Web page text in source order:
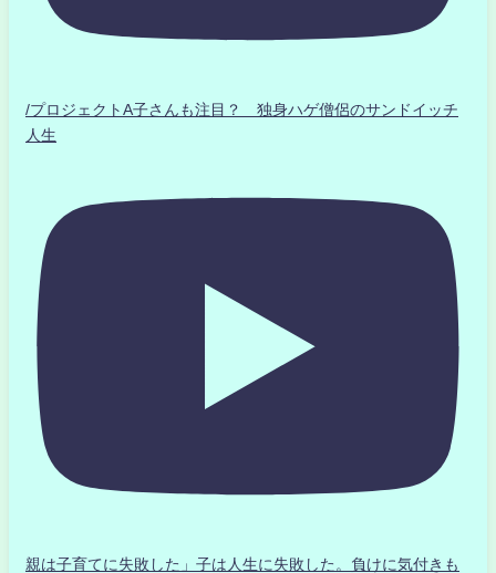
/プロジェクトA子さんも注目？ 独身ハゲ僧侶のサンドイッチ
人生
親は子育てに失敗した」子は人生に失敗した。負けに気付きも